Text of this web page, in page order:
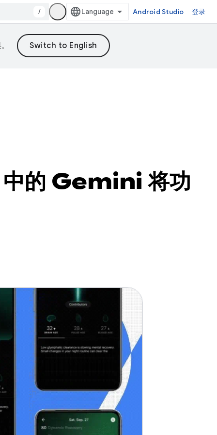
/ Android Studio 登录
的 Gemini 将功